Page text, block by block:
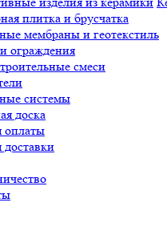
плитка и брусчатка
мембраны и геотекстиль
ограждения
смеси
системы
доска
оплаты
доставки